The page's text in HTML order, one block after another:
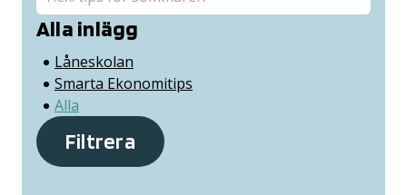
Alla inlägg
Låneskolan
Smarta Ekonomitips
Alla
Filtrera